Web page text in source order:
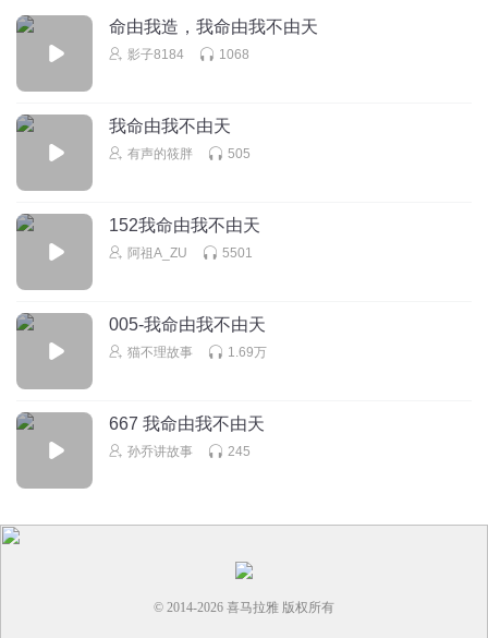
听友378305860
iuclvxfjfm xnjlbzdnf
回复 2025-04-28
2025-03-05
命由我造，我命由我不由天
影子8184 1068
我命由我不由天
有声的筱胖 505
152我命由我不由天
阿祖A_ZU 5501
005-我命由我不由天
猫不理故事 1.69万
667 我命由我不由天
孙乔讲故事 245
© 2014-2026 喜马拉雅 版权所有